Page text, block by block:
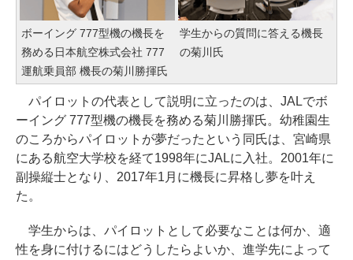
ボーイング 777型機の機長を
務める日本航空株式会社 777
運航乗員部 機長の菊川勝揮氏
学生からの質問に答える機長
の菊川氏
パイロットの代表として説明に立ったのは、JALでボ
ーイング 777型機の機長を務める菊川勝揮氏。幼稚園生
のころからパイロットが夢だったという同氏は、宮崎県
にある航空大学校を経て1998年にJALに入社。2001年に
副操縦士となり、2017年1月に機長に昇格し夢を叶え
た。
学生からは、パイロットとして必要なことは何か、適
性を身に付けるにはどうしたらよいか、進学先によって